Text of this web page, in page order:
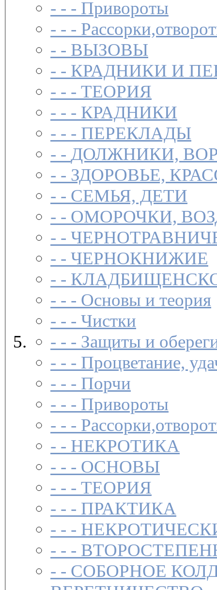
- - - Привороты
- - -
- - ВЫЗОВЫ
- - КРАДНИКИ И
- - - ТЕОРИЯ
- - - КРАДНИКИ
- - - ПЕРЕКЛАДЫ
- - ДОЛЖНИКИ,
- - ЗДОРОВЬЕ,
- - СЕМЬЯ, ДЕТИ
- - ОМОРОЧКИ,
- -
- - ЧЕРНОКНИЖИЕ
- -
- - - Основы и теория
- - - Чистки­
- - - Защиты и
- - - Процветание,
- - - Порчи­
- - - Привороты­
- - -
- - НЕКРОТИКА
- - - ОСНОВЫ
- - - ТЕОРИЯ
- - - ПРАКТИКА
- - -
- - -
- - СОБОРНОЕ